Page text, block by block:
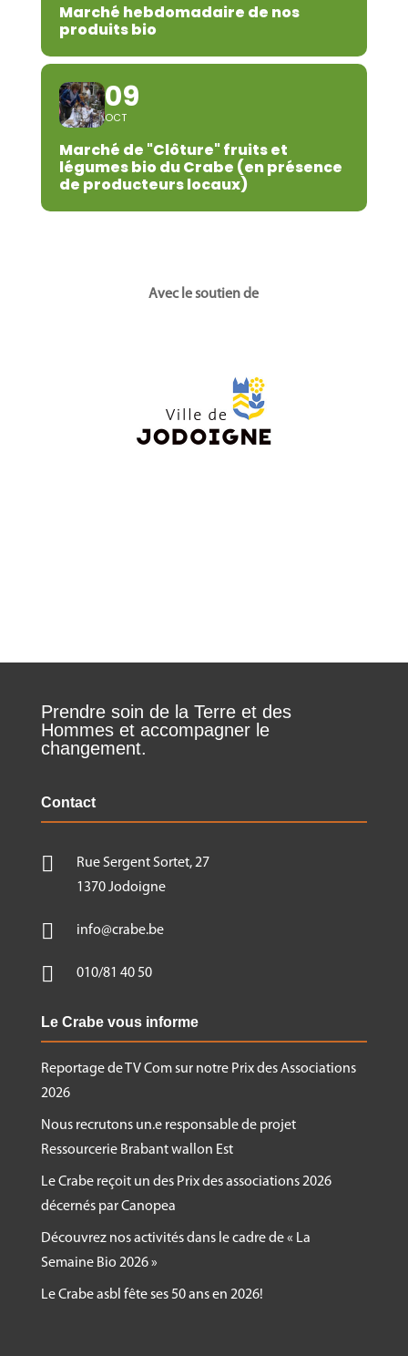
Marché hebdomadaire de nos
produits bio
09
OCT
Marché de "Clôture" fruits et
légumes bio du Crabe (en présence
de producteurs locaux)
Avec le soutien de
Prendre soin de la Terre et des
Hommes et accompagner le
changement.
Contact

Rue Sergent Sortet, 27
1370 Jodoigne
 info@crabe.be
 010/81 40 50
Le Crabe vous informe
Reportage de TV Com sur notre Prix des Associations
2026
Nous recrutons un.e responsable de projet
Ressourcerie Brabant wallon Est
Le Crabe reçoit un des Prix des associations 2026
décernés par Canopea
Découvrez nos activités dans le cadre de « La
Semaine Bio 2026 »
Le Crabe asbl fête ses 50 ans en 2026!